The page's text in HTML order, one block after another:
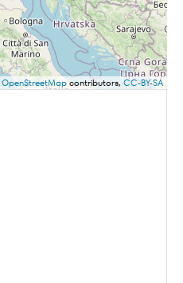
OpenStreetMapcontributors, CC-BY-SA